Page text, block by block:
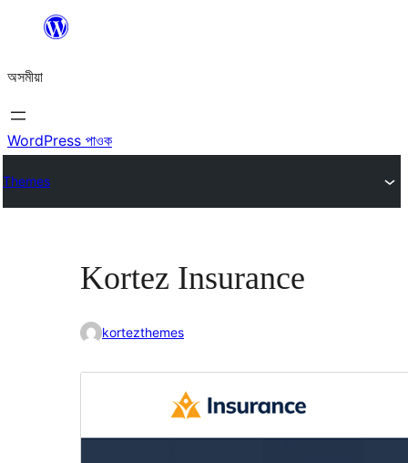
বিষয়বস্তুলৈ
যাওক
অসমীয়া
WordPress পাওক
Themes
Kortez Insurance
kortezthemes